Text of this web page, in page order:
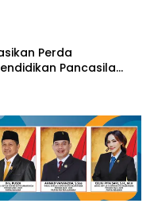
Perda
Pancasila